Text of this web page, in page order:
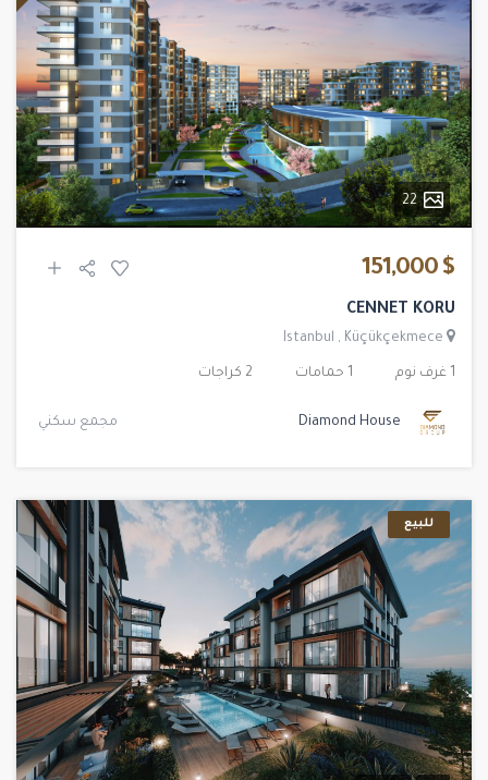
22
$ 151,000
CENNET KORU
Istanbul , Küçükçekmece
1 غرف نوم 1 حمامات 2 كراجات
Diamond House مجمع سكني
للبيع